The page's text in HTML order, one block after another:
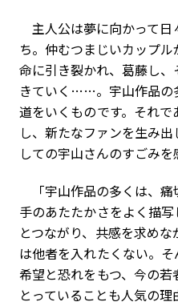
主人公は夢に向かって日
ち。仲むつまじいカップ
命に引き裂かれ、葛藤し
きていく……。宇山作品の
道をいくものです。それ
し、新たなファンを生み
しての宇山さんのすごみを
「宇山作品の多くは、痛
手のあたたかさをよく描
とつながり、共感を求め
は他者を入れたくない。
希望と恐れをもつ、今の
とっていることも人気の理